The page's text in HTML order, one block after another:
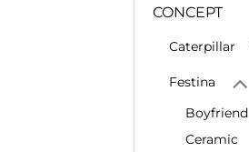
CONCEPT
Caterpillar
Festina
Boyfriend
Ceramic